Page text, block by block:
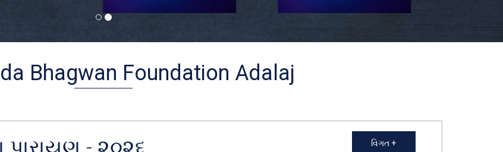
Bhagwan Foundation Adalaj
વિગત +